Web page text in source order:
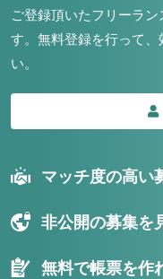
ご登録頂いたフリーラ
す。 無料登録を行って、
い。
マッチ度の高い
非公開の募集を
無料で帳票を作